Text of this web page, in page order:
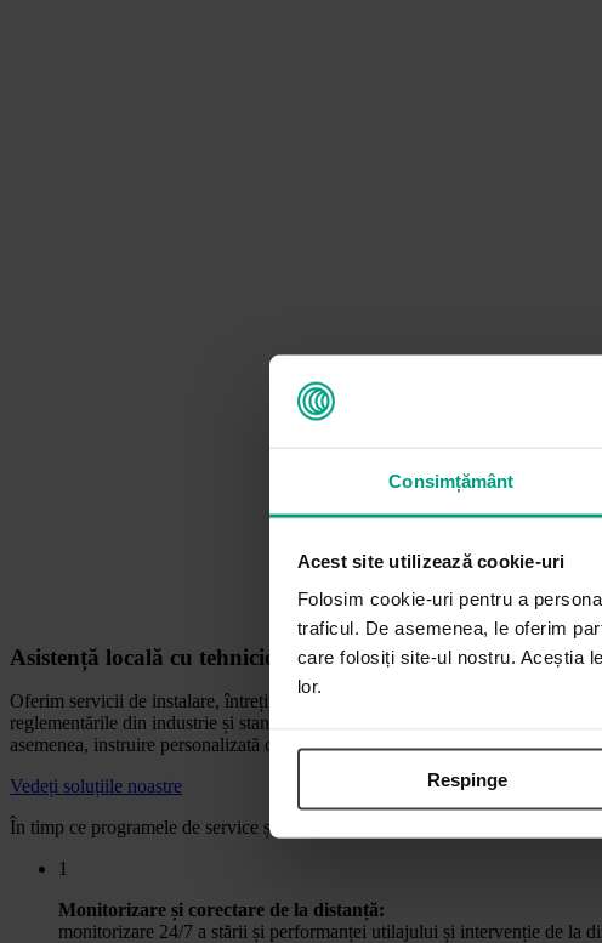
Consimțământ
Acest site utilizează cookie-uri
Folosim cookie-uri pentru a
traficul. De asemenea, le oferim
care folosiți site-ul nostru. Aceștia
lor.
Respinge
Asistență locală cu tehnicienii noștri de service proprii
Oferim servicii de instalare, întreținere și service cu tehnicienii noștri de
reglementările din industrie și standardele de siguranță. Oferim pachete de
asemenea, instruire personalizată clienților cu privire la modul de utilizare a
Vedeți soluțiile noastre
În timp ce programele de service și întreținere pot fi personalizate, lista de
1
Monitorizare și corectare de la distanță:
monitorizare 24/7 a stării și performanței utilajului și intervenție de la